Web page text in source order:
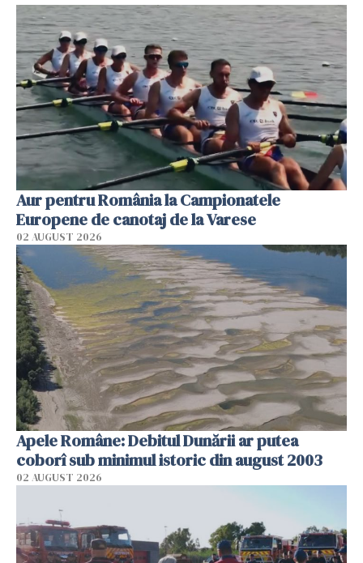
Aur pentru România la Campionatele
Europene de canotaj de la Varese
02 AUGUST 2026
Apele Române: Debitul Dunării ar putea
coborî sub minimul istoric din august 2003
02 AUGUST 2026